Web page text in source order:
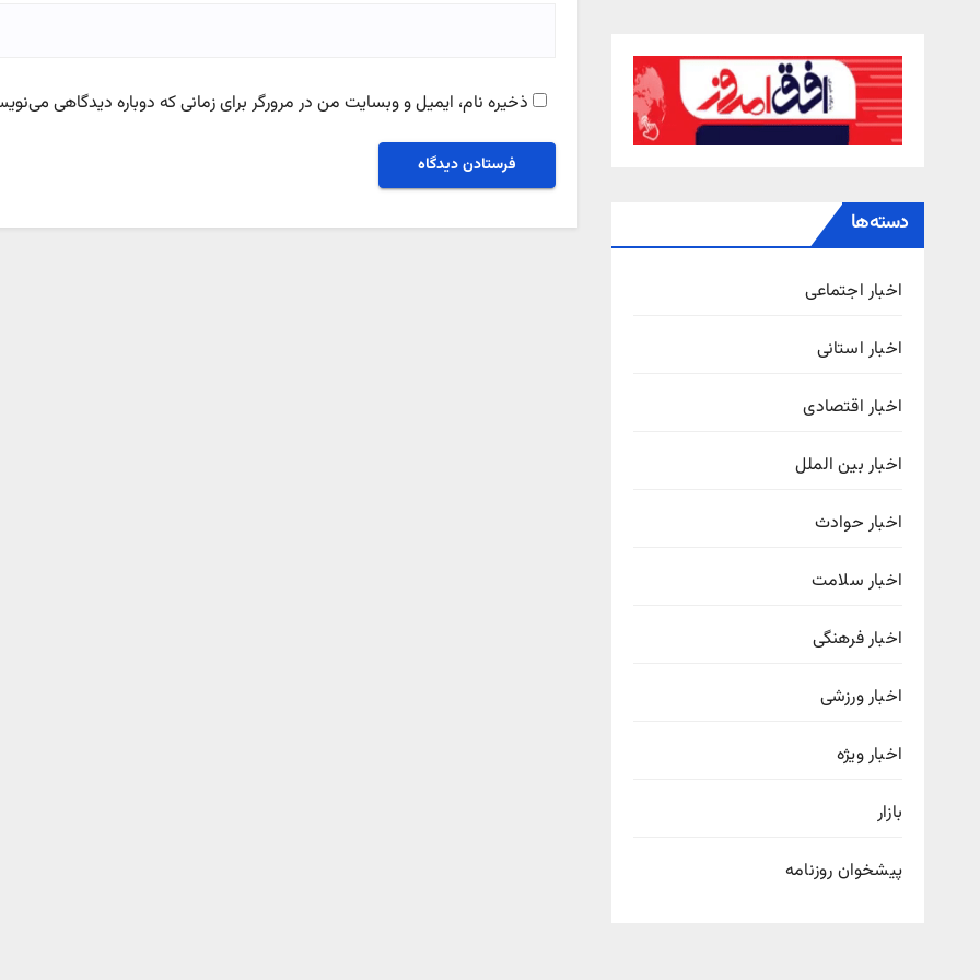
دسته‌ها
اخبار اجتماعی
اخبار استانی
اخبار اقتصادی
اخبار بین الملل
اخبار حوادث
اخبار سلامت
اخبار فرهنگی
اخبار ورزشی
اخبار ویژه
بازار
پیشخوان روزنامه
ذخیره نام، ایمیل و وبسایت من در مرورگر برای زمانی که دوباره دیدگاهی